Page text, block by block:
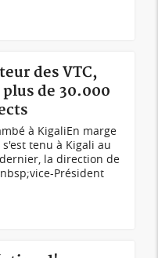
des VTC,
de 30.000
à KigaliEn marge
tenu à Kigali au
la direction de
Président